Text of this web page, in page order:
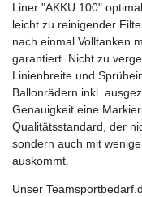
Liner "AKKU 100"
leicht zu reinigender
nach einmal Volltanken
garantiert. Nicht zu
Linienbreite und
Ballonrädern inkl.
Genauigkeit eine
Qualitätsstandard, der
sondern auch mit
auskommt.
Unser